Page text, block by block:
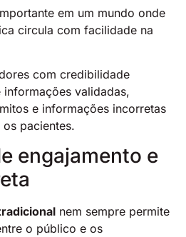
em um mundo onde
circula com facilidade na
com credibilidade
validadas,
e informações incorretas
pacientes.
engajamento e
nem sempre permite
o público e os